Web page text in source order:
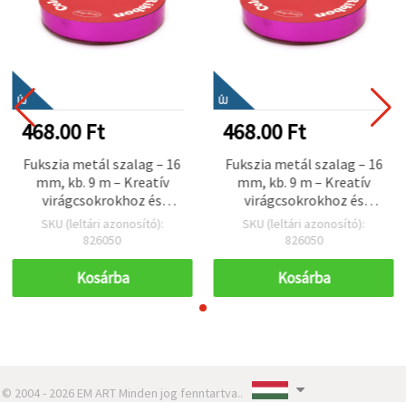
ÚJ
468.00 Ft
Fukszia metál szalag – 16
mm, kb. 9 m – Kreatív
virágcsokrokhoz és
stílusos
ajándékcsomagoláshoz
SKU (leltári azonosító):
826050
Kosárba
ÚJ
468.00 Ft
Fukszia metál szalag – 16
mm, kb. 9 m – Kreatív
virágcsokrokhoz és
stílusos
ajándékcsomagoláshoz
SKU (leltári azonosító):
826050
Kosárba
© 2004 - 2026 EM ART Minden jog fenntartva..